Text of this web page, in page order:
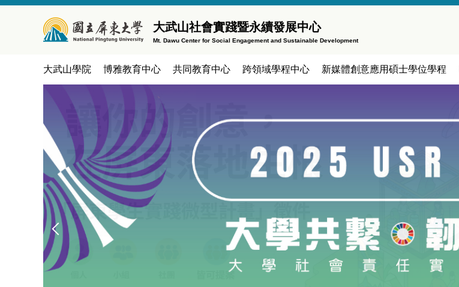
大武山社會實踐暨永續發展中心
Mt. Dawu Center for Social Engagement and Sustainable Development
大武山學院 博雅教育中心 共同教育中心 跨領域學程中心 新媒體創意應用碩士學位學程